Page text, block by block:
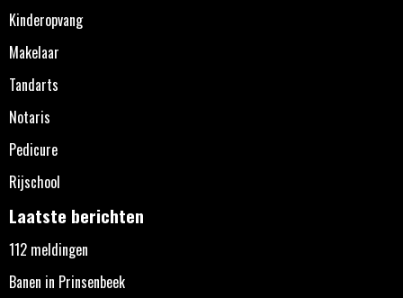
Kinderopvang
Makelaar
Tandarts
Notaris
Pedicure
Rijschool
Laatste berichten
112 meldingen
Banen in Prinsenbeek